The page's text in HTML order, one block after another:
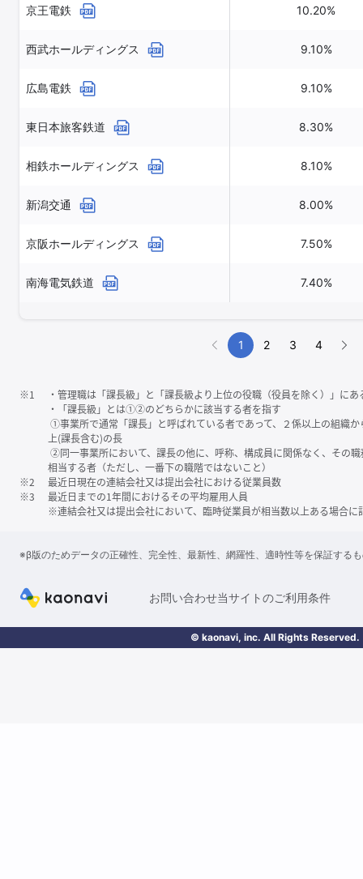
京王電鉄 10.20%
西武ホールディングス 9.10%
広島電鉄 9.10%
東日本旅客鉄道 8.30%
相鉄ホールディングス 8.10%
新潟交通 8.00%
京阪ホールディングス 7.50%
南海電気鉄道 7.40%
1 2 3 4
※1
・管理職は「課⻑級」と「課⻑級より上位の役職（役員を除く）」に
・「課⻑級」とは①②のどちらかに該当する者を指す
①事業所で通常「課⻑」と呼ばれている者であって、２係以上の組織
上(課⻑含む)の⻑
②同一事業所において、課⻑の他に、呼称、構成員に関係なく、その
相当する者（ただし、一番下の職階ではないこと）
※2
最近日現在の連結会社又は提出会社における従業員数
※3
最近日までの1年間におけるその平均雇用人員
※連結会社又は提出会社において、臨時従業員が相当数以上ある場合に
※β版のためデータの正確性、完全性、最新性、網羅性、適時性等を保証する
お問い合わせ当サイトのご利用条件
© kaonavi, inc. All Rights Reserved.